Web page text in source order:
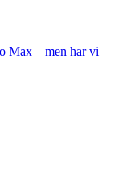
Max – men har vi